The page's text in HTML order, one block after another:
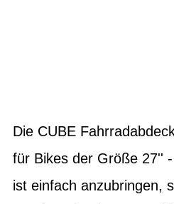
Die CUBE
für Bikes der Größe 27''
ist einfach anzubringen,